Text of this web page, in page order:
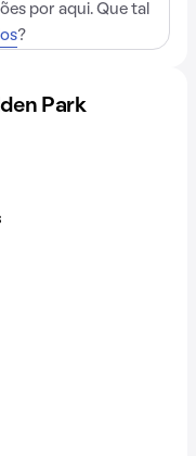
por aqui. Que tal
?
Park